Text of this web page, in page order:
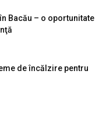
Bacău – o oportunitate
de încălzire pentru